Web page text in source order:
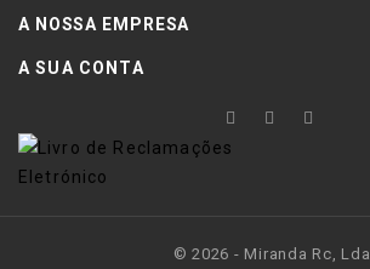
A NOSSA EMPRESA
A SUA CONTA
© 2026 - Miranda Rc, Lda